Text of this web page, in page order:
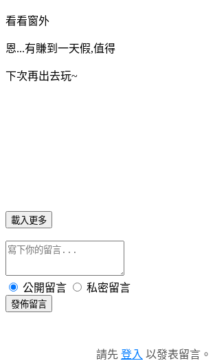
看看窗外
恩...有賺到一天假,值得
下次再出去玩~
載入更多
公開留言 私密留言
發佈留言
請先 登入 以發表留言。